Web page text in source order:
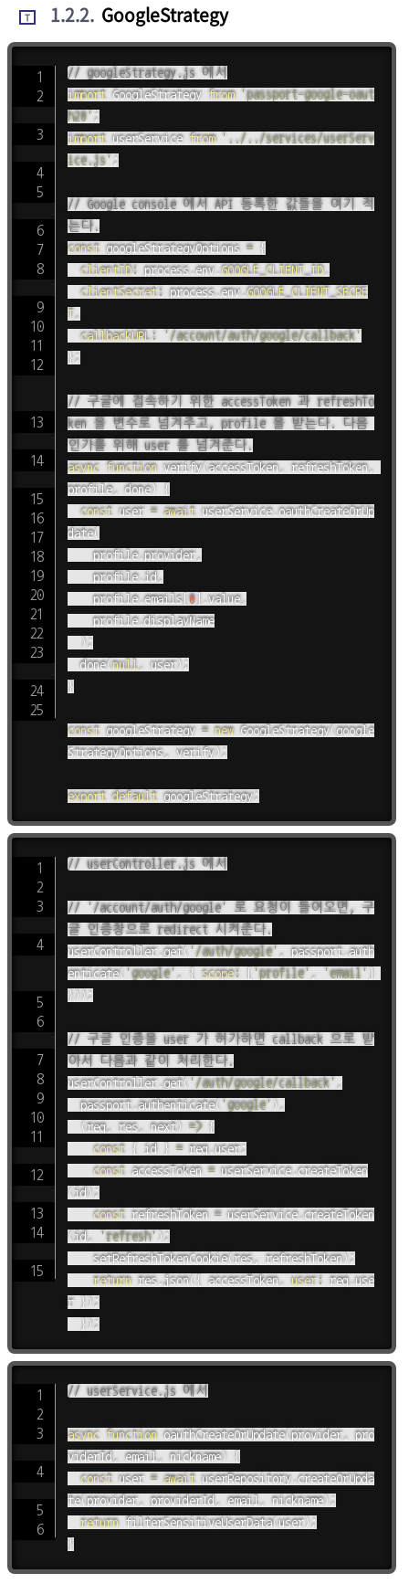
T 1.2.2. GoogleStrategy
// googleStrategy.js 에서
import GoogleStrategy from
'passport-google-oaut
h20' ;
import userService from
'../../services/userServ
ice.js' ;
// Google console 에서 API 등록한 값들을 여기 적
는다.
const googleStrategyOptions =
{
clientID: process .env.GOOGLE_CLIENT_ID,
clientSecret: process .env.GOOGLE_CLIENT_SECRE
T,
callbackURL :
'/account/auth/google/callback'
} ;
// 구글에 접속하기 위한 accessToken 과 refreshTo
ken 을 변수로 넘겨주고, profile 을 받는다. 다음
인가를 위해 user 를 넘겨준다.
async function verify( accessToken, refreshToken,
profile, done)
{
const user = await userService.oauthCreateOrUp
date(
		profile
.provider,
		profile
. id,
		profile
.emails 0] .value,
		profile
.displayName
) ;
done( null , user) ;
}
const googleStrategy = new GoogleStrategy( google
StrategyOptions, verify) ;
export default googleStrategy;
// userController.js 에서
// '/account/auth/google' 로 요청이 들어오면, 구
글 인증창으로 redirect 시켜준다.
userController.get( '/auth/google' , passport.auth
enticate( 'google' , { scope: 'profile' , 'email'
} ) ) ;
// 구글 인증을 user 가 허가하면 callback 으로 받
아서 다음과 같이 처리한다.
userController.get( '/auth/google/callback' ,
	passport
.authenticate( 'google' ) ,
( req, res, next) =>
{
const
{ id } = req.user;
const accessToken = userService.createToken
( id ) ;
const refreshToken = userService.createToken
( id , 'refresh' ) ;
setRefreshTokenCookie( res, refreshToken) ;
return res .json( { accessToken, user: req.use
r
} ) ;
} ) ;
// userService.js 에서
async function oauthCreateOrUpdate( provider, pro
viderId, email , nickname)
{
const user = await userRepository.createOrUpda
te( provider, providerId, email , nickname) ;
return filterSensitiveUserData( user) ;
}